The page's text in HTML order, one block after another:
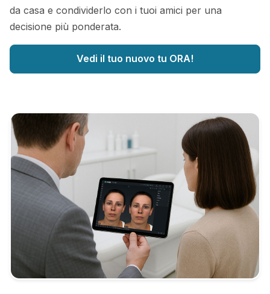
da casa e condividerlo con i tuoi amici per una
decisione più ponderata.
Vedi il tuo nuovo tu ORA!